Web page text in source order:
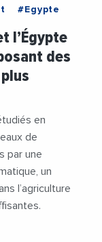
#Egypte
l’Égypte
des
en
de
par une
un
l’agriculture